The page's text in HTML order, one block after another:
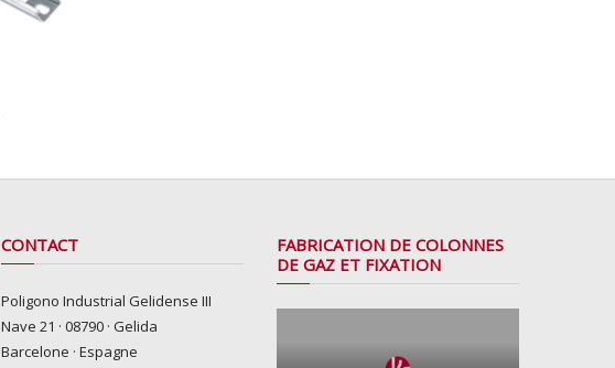
CONTACT
Poligono Industrial Gelidense III
Nave 21 · 08790 · Gelida
Barcelone · Espagne
FABRICATION DE COLONNES
DE GAZ ET FIXATION